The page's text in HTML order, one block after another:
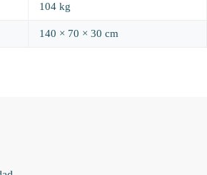
104 kg
140 × 70 × 30 cm